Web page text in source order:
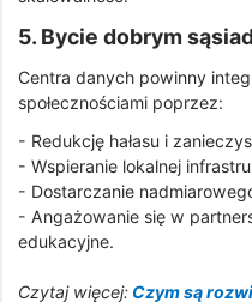
5. Bycie dobrym
Centra danych powinny
społecznościami poprzez:
- Redukcję hałasu i
- Wspieranie lokalnej
- Dostarczanie
- Angażowanie się w
edukacyjne.
Czytaj więcej: Czym są